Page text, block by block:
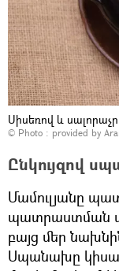
Սիսեռով և
© Photo : provided by
Ընկույզով
Մամուլյանը
պատրաստման
բայց մեր
Սպանախը